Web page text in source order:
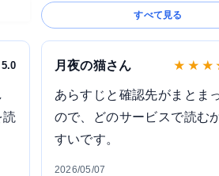
すべて見る
5.0 月夜の猫さん ★ ★ ★
あらすじと確認先がまとま
ので、どのサービスで読む
すいです。
2026/05/07